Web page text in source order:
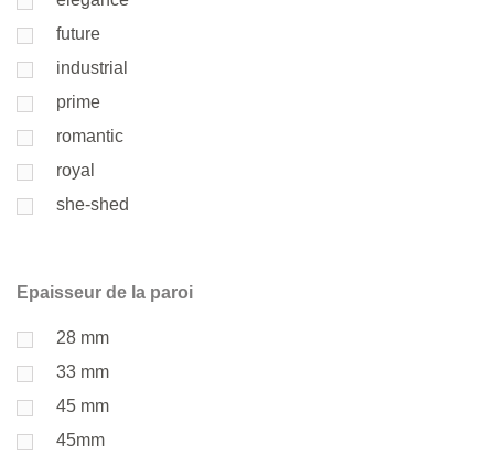
future
industrial
prime
romantic
royal
she-shed
Epaisseur de la paroi
28 mm
33 mm
45 mm
45mm